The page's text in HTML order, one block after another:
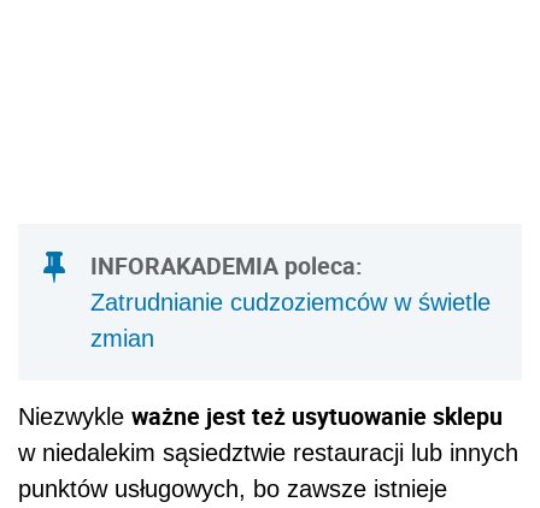
INFORAKADEMIA poleca:
Zatrudnianie cudzoziemców w świetle
zmian
Niezwykle ważne jest też usytuowanie sklepu
w niedalekim sąsiedztwie restauracji lub innych
punktów usługowych, bo zawsze istnieje